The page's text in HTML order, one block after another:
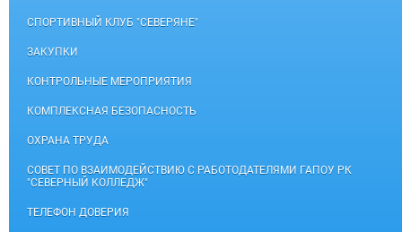
СПОРТИВНЫЙ КЛУБ "СЕВЕРЯНЕ"
ЗАКУПКИ
КОНТРОЛЬНЫЕ МЕРОПРИЯТИЯ
КОМПЛЕКСНАЯ БЕЗОПАСНОСТЬ
ОХРАНА ТРУДА
СОВЕТ ПО ВЗАИМОДЕЙСТВИЮ С РАБОТОДАТЕЛЯМИ ГАПОУ РК
"СЕВЕРНЫЙ КОЛЛЕДЖ"
ТЕЛЕФОН ДОВЕРИЯ